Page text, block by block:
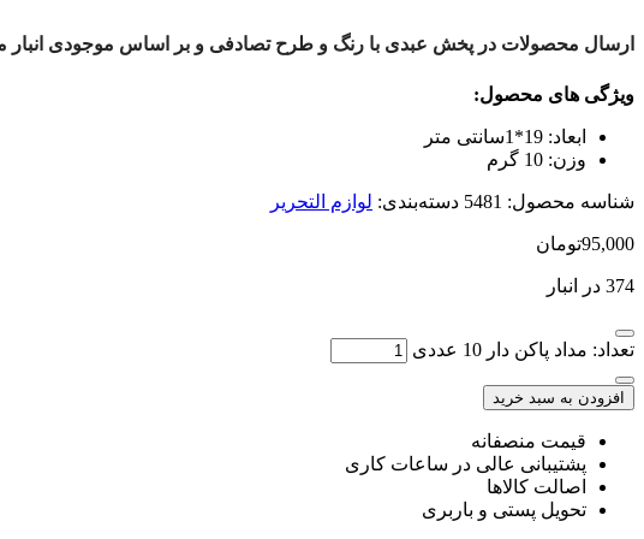
ارسال محصولات در پخش عبدی با رنگ و طرح تصادفی و بر اساس موجودی انبار
ویژگی های محصول:
ابعاد: 19*1سانتی متر
وزن: 10 گرم
شناسه محصول: 5481 دسته‌بندی: لوازم التحریر
95,000تومان
374 در انبار
تعداد: مداد پاکن دار 10 عددی
افزودن به سبد خرید
قیمت منصفانه
پشتیبانی عالی در ساعات کاری
اصالت کالاها
تحویل پستی و باربری